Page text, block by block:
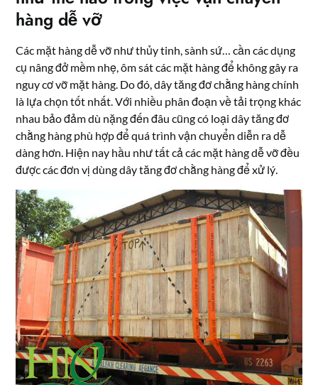
hàng dễ vỡ
Các mặt hàng dễ vỡ như thủy tinh, sành sứ… cần các dụng
cụ nâng đở mềm nhẹ, ôm sát các mặt hàng để không gây ra
nguy cơ vỡ mặt hàng. Do đó, dây tăng đơ chằng hàng chính
là lựa chọn tốt nhất. Với nhiều phân đoạn về tải trọng khác
nhau bảo đảm dù nặng đến đâu cũng có loại dây tăng đơ
chằng hàng phù hợp để quá trình vận chuyển diễn ra dễ
dàng hơn. Hiện nay hầu như tất cả các mặt hàng dễ vỡ đều
được các đơn vị dùng dây tăng đơ chằng hàng để xử lý.